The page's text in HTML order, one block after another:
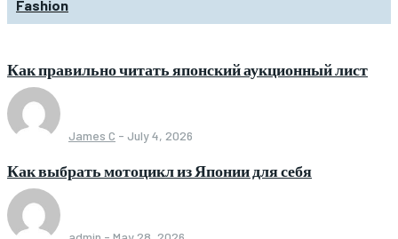
Fashion
Как правильно читать японский аукционный лист
James C - July 4, 2026
Как выбрать мотоцикл из Японии для себя